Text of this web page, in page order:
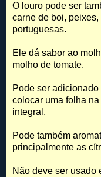
O louro pode ser
carne de boi,
portuguesas.
Ele dá sabor ao
molho de tomate.
Pode ser
colocar uma folha
integral.
Pode também
principalmente as
Não deve ser usado